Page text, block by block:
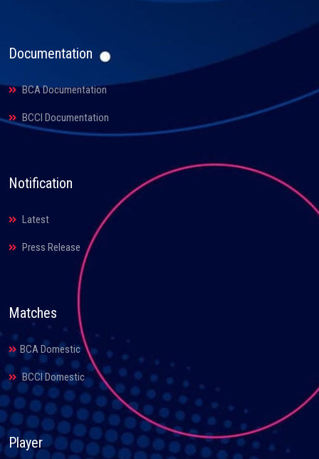
Documentation
BCA Documentation
BCCI Documentation
Notification
Latest
Press Release
Matches
BCA Domestic
BCCI Domestic
Player